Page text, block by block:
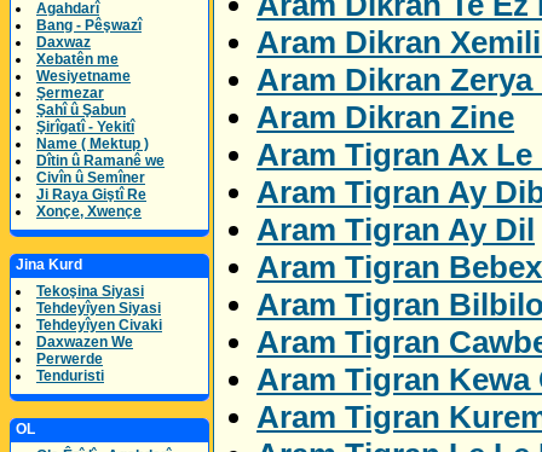
Agahdarî
Bang - Pêşwazî
Daxwaz
Xebatên me
Wesiyetname
Şermezar
Şahî û Şabun
Şirîgatî - Yekitî
Name ( Mektup )
Dîtin û Ramanê we
Civîn û Semîner
Ji Raya Giştî Re
Xonçe, Xwençe
Jina Kurd
Tekoşina Siyasi
Tehdeyîyen Siyasi
Tehdeyîyen Civaki
Daxwazen We
Perwerde
Tenduristi
OL
Aram Dikran
Aram Dikran Zerya
Aram Dikran Zine
Aram Tigran Ax Le
Aram Tigran Ay
Aram Tigran Ay Dil
Aram Tigran
Aram Tigran
Aram Tigran
Aram Tigran Kewa
Aram Tigran